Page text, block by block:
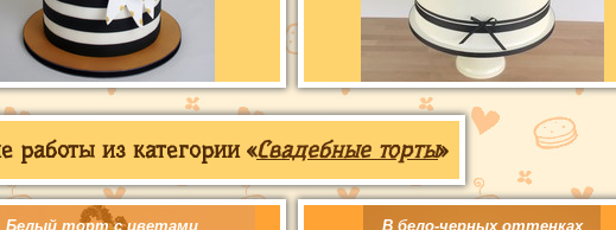
работы из категории «Свадебные торты»
Белый торт с цветами В бело-черных оттенках